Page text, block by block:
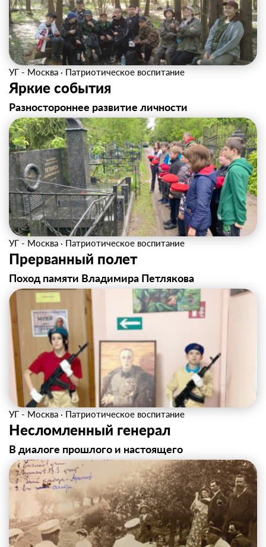
УГ - Москва · Патриотическое воспитание
Яркие события
Разностороннее развитие личности
УГ - Москва · Патриотическое воспитание
Прерванный полет
Поход памяти Владимира Петлякова
УГ - Москва · Патриотическое воспитание
Несломленный генерал
В диалоге прошлого и настоящего